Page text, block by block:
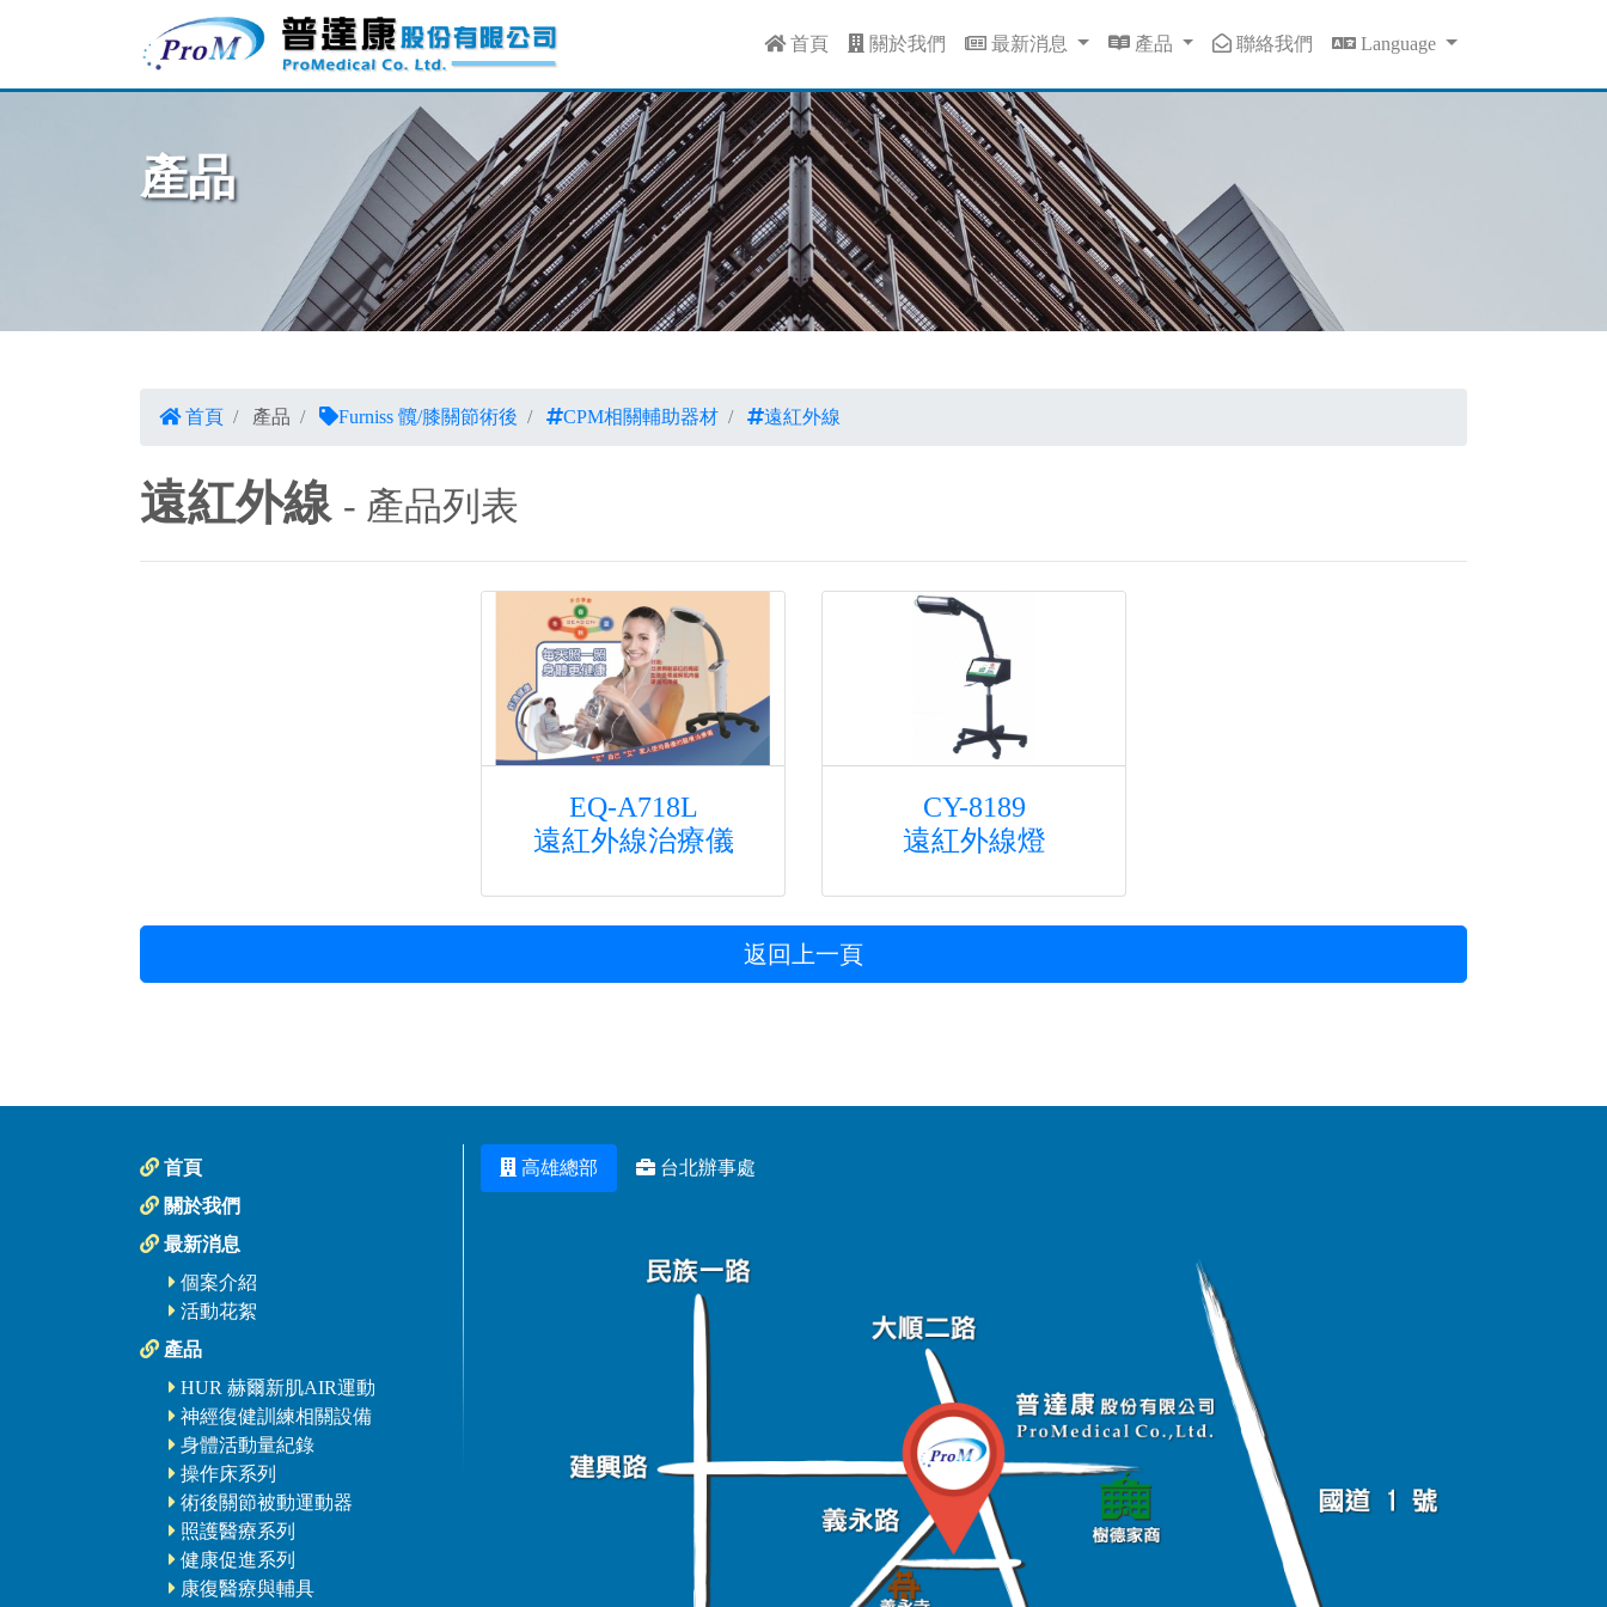
首頁 關於我們 最新消息 產品 聯絡我們 Language
產品
首頁 產品 Furniss 髖/膝關節術後 CPM相關輔助器材 遠紅外線
遠紅外線 - 產品列表
EQ-A718L
遠紅外線治療儀
CY-8189
遠紅外線燈
返回上一頁
首頁
關於我們
最新消息
個案介紹
活動花絮
產品
HUR 赫爾新肌AIR運動
神經復健訓練相關設備
身體活動量紀錄
操作床系列
術後關節被動運動器
照護醫療系列
健康促進系列
康復醫療與輔具
高雄總部 台北辦事處